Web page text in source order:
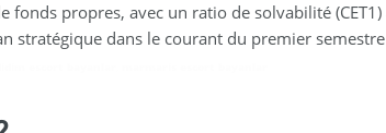
fonds propres, avec un ratio de solvabilité
stratégique dans le courant du premier